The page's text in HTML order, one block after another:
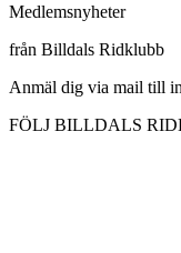
Medlemsnyheter
från Billdals Ridklubb
Anmäl dig via mail till
FÖLJ BILLDALS